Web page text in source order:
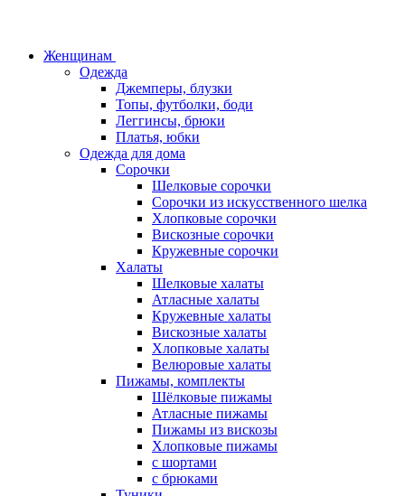
Женщинам
Одежда
Джемперы, блузки
Топы, футболки, боди
Леггинсы, брюки
Платья, юбки
Одежда для дома
Сорочки
Шелковые сорочки
Сорочки из искусственного шелка
Хлопковые сорочки
Вискозные сорочки
Кружевные сорочки
Халаты
Шелковые халаты
Атласные халаты
Кружевные халаты
Вискозные халаты
Хлопковые халаты
Велюровые халаты
Пижамы, комплекты
Шёлковые пижамы
Атласные пижамы
Пижамы из вискозы
Хлопковые пижамы
с шортами
с брюками